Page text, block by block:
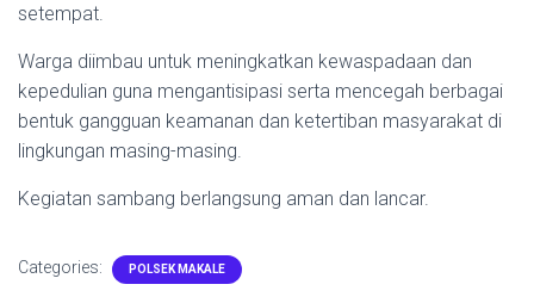
setempat.
Warga diimbau untuk meningkatkan kewaspadaan dan
kepedulian guna mengantisipasi serta mencegah berbagai
bentuk gangguan keamanan dan ketertiban masyarakat di
lingkungan masing-masing.
Kegiatan sambang berlangsung aman dan lancar.
Categories: POLSEK MAKALE